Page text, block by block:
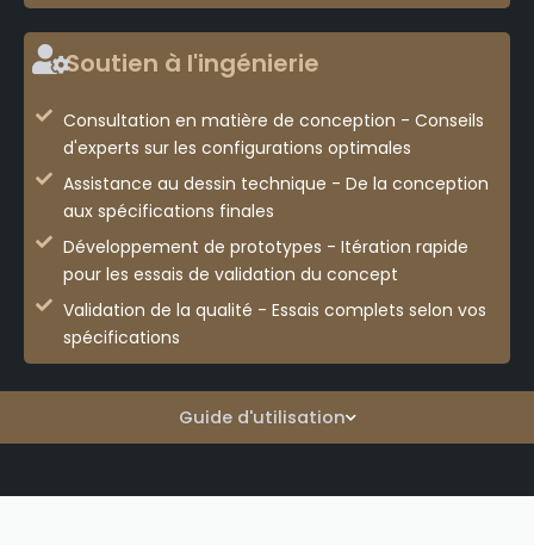
Guide d'utilisation
Soutien à l'ingénierie
Consultation en matière de conception - Conseils
d'experts sur les configurations optimales
Assistance au dessin technique - De la conception
aux spécifications finales
Développement de prototypes - Itération rapide
pour les essais de validation du concept
Validation de la qualité - Essais complets selon vos
spécifications